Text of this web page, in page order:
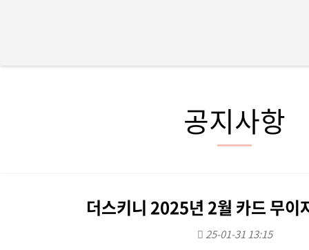
공지사항
더스키니 2025년 2월 카드 무이
25-01-31 13:15